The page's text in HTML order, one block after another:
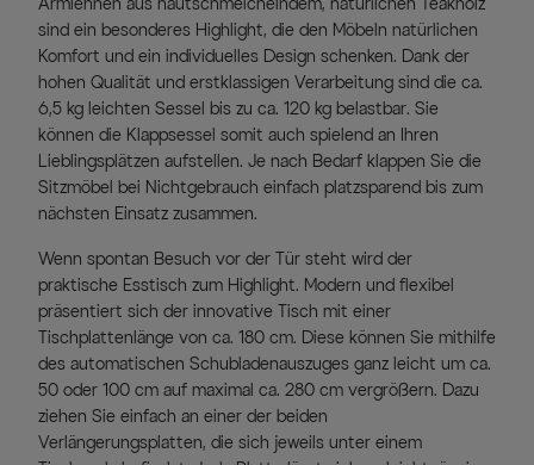
Armlehnen aus hautschmeichelndem, natürlichen Teakholz
sind ein besonderes Highlight, die den Möbeln natürlichen
Komfort und ein individuelles Design schenken. Dank der
hohen Qualität und erstklassigen Verarbeitung sind die ca.
6,5 kg leichten Sessel bis zu ca. 120 kg belastbar. Sie
können die Klappsessel somit auch spielend an Ihren
Lieblingsplätzen aufstellen. Je nach Bedarf klappen Sie die
Sitzmöbel bei Nichtgebrauch einfach platzsparend bis zum
nächsten Einsatz zusammen.
Wenn spontan Besuch vor der Tür steht wird der
praktische Esstisch zum Highlight. Modern und flexibel
präsentiert sich der innovative Tisch mit einer
Tischplattenlänge von ca. 180 cm. Diese können Sie mithilfe
des automatischen Schubladenauszuges ganz leicht um ca.
50 oder 100 cm auf maximal ca. 280 cm vergrößern. Dazu
ziehen Sie einfach an einer der beiden
Verlängerungsplatten, die sich jeweils unter einem